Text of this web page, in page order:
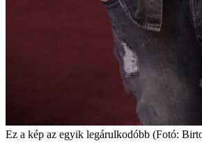
Ez a kép az egyik legárulkodóbb (Fotó: